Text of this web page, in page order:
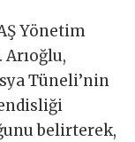
Yönetim
Arıoğlu,
Tüneli’nin
belirterek,